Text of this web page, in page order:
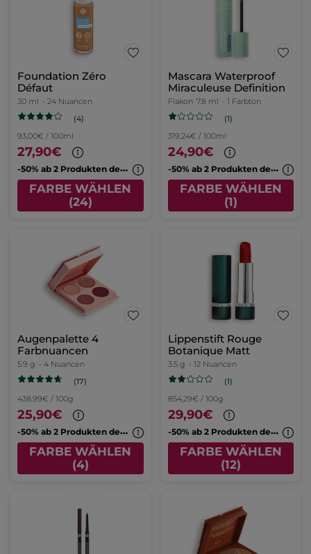
Foundation Zéro
Défaut
30 ml - 24 Nuancen
(4)
93,00€ / 100ml
27,90€
-
50% ab 2 Produkten deiner Wahl
FARBE WÄHLEN
(24)
Mascara Waterproof
Miraculeuse Definition
Flakon 7.8 ml - 1 Farbton
(1)
319,24€ / 100ml
24,90€
-
50% ab 2 Produkten deiner Wahl
FARBE WÄHLEN
(1)
Augenpalette 4
Farbnuancen
5.9 g - 4 Nuancen
(17)
438,99€ / 100g
25,90€
-
50% ab 2 Produkten deiner Wahl
FARBE WÄHLEN
(4)
Lippenstift Rouge
Botanique Matt
3.5 g - 12 Nuancen
(1)
854,29€ / 100g
29,90€
-
50% ab 2 Produkten deiner Wahl
FARBE WÄHLEN
(12)